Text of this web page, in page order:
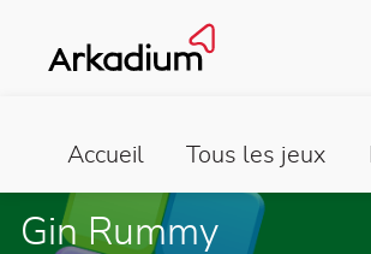
Accueil Tous les jeux
Gin Rummy